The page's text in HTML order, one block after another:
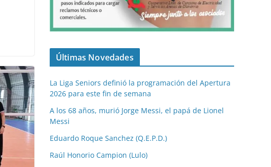
Últimas Novedades
La Liga Seniors definió la programación del Apertura
2026 para este fin de semana
A los 68 años, murió Jorge Messi, el papá de Lionel
Messi
Eduardo Roque Sanchez (Q.E.P.D.)
Raúl Honorio Campion (Lulo)